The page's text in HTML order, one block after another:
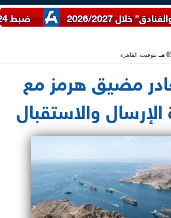
ضبط 24 طن دقيق أبيض وبلدي مدعم عبر شرطة التموين
بتوقيت القاهرة
مضيق هرمز مع
والاستقبال